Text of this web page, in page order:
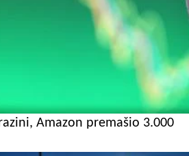
Amazon premašio 3.000